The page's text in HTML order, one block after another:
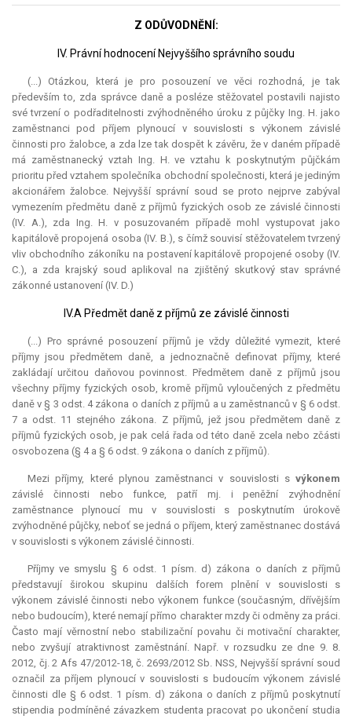
Z ODŮVODNĚNÍ:
IV. Právní hodnocení Nejvyššího správního soudu
(...) Otázkou, která je pro posouzení ve věci rozhodná, je tak
především to, zda správce daně a posléze stěžovatel postavili najisto
své tvrzení o podřaditelnosti zvýhodněného úroku z půjčky Ing. H. jako
zaměstnanci pod příjem plynoucí v souvislosti s výkonem závislé
činnosti pro žalobce, a zda lze tak dospět k závěru, že v daném případě
má zaměstnanecký vztah Ing. H. ve vztahu k poskytnutým půjčkám
prioritu před vztahem společníka obchodní společnosti, která je jediným
akcionářem žalobce. Nejvyšší správní soud se proto nejprve zabýval
vymezením předmětu daně z příjmů fyzických osob ze závislé činnosti
(IV. A.), zda Ing. H. v posuzovaném případě mohl vystupovat jako
kapitálově propojená osoba (IV. B.), s čímž souvisí stěžovatelem tvrzený
vliv obchodního zákoníku na postavení kapitálově propojené osoby (IV.
C.), a zda krajský soud aplikoval na zjištěný skutkový stav správné
zákonné ustanovení (IV. D.)
IV.A Předmět daně z příjmů ze závislé činnosti
(...) Pro správné posouzení příjmů je vždy důležité vymezit, které
příjmy jsou předmětem daně, a jednoznačně definovat příjmy, které
zakládají určitou daňovou povinnost. Předmětem daně z příjmů jsou
všechny příjmy fyzických osob, kromě příjmů vyloučených z předmětu
daně v § 3 odst. 4 zákona o daních z příjmů a u zaměstnanců v § 6 odst.
7 a odst. 11 stejného zákona. Z příjmů, jež jsou předmětem daně z
příjmů fyzických osob, je pak celá řada od této daně zcela nebo zčásti
osvobozena (§ 4 a § 6 odst. 9 zákona o daních z příjmů).
Mezi příjmy, které plynou zaměstnanci v souvislosti s výkonem
závislé činnosti nebo funkce, patří mj. i peněžní zvýhodnění
zaměstnance plynoucí mu v souvislosti s poskytnutím úrokově
zvýhodněné půjčky, neboť se jedná o příjem, který zaměstnanec dostává
v souvislosti s výkonem závislé činnosti.
Příjmy ve smyslu § 6 odst. 1 písm. d) zákona o daních z příjmů
představují širokou skupinu dalších forem plnění v souvislosti s
výkonem závislé činnosti nebo výkonem funkce (současným, dřívějším
nebo budoucím), které nemají přímo charakter mzdy či odměny za práci.
Často mají věrnostní nebo stabilizační povahu či motivační charakter,
nebo zvyšují atraktivnost zaměstnání. Např. v rozsudku ze dne 9. 8.
2012, čj. 2 Afs 47/2012-18, č. 2693/2012 Sb. NSS, Nejvyšší správní soud
označil za příjem plynoucí v souvislosti s budoucím výkonem závislé
činnosti dle § 6 odst. 1 písm. d) zákona o daních z příjmů poskytnutí
stipendia podmíněné závazkem studenta pracovat po ukončení studia